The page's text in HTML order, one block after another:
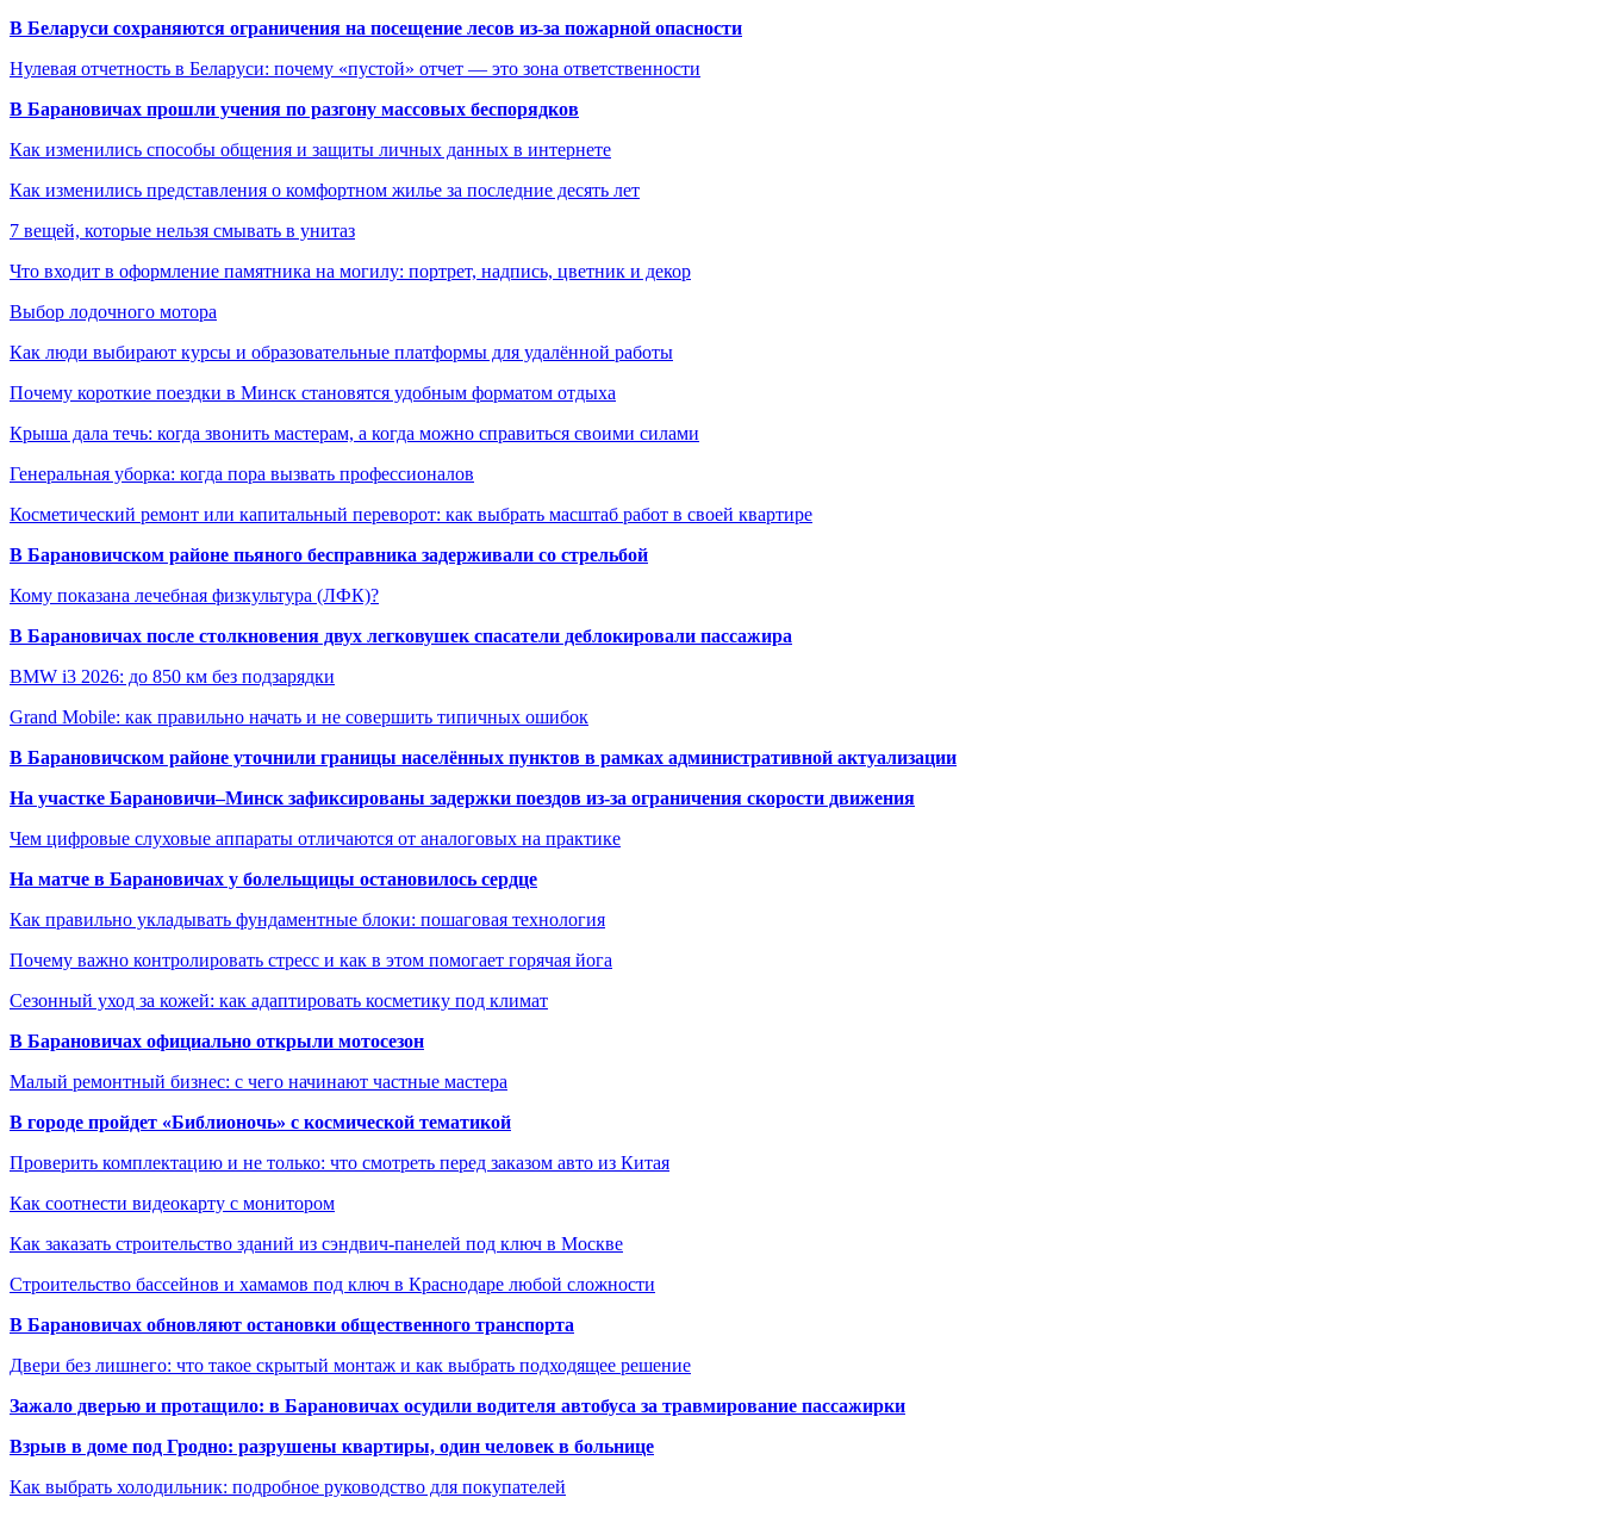
В Беларуси сохраняются ограничения на посещение лесов из-за пожарной опасности
Нулевая отчетность в Беларуси: почему «пустой» отчет — это зона ответственности
В Барановичах прошли учения по разгону массовых беспорядков
Как изменились способы общения и защиты личных данных в интернете
Как изменились представления о комфортном жилье за последние десять лет
7 вещей, которые нельзя смывать в унитаз
Что входит в оформление памятника на могилу: портрет, надпись, цветник и декор
Выбор лодочного мотора
Как люди выбирают курсы и образовательные платформы для удалённой работы
Почему короткие поездки в Минск становятся удобным форматом отдыха
Крыша дала течь: когда звонить мастерам, а когда можно справиться своими силами
Генеральная уборка: когда пора вызвать профессионалов
Косметический ремонт или капитальный переворот: как выбрать масштаб работ в своей квартире
В Барановичском районе пьяного бесправника задерживали со стрельбой
Кому показана лечебная физкультура (ЛФК)?
В Барановичах после столкновения двух легковушек спасатели деблокировали пассажира
BMW i3 2026: до 850 км без подзарядки
Grand Mobile: как правильно начать и не совершить типичных ошибок
В Барановичском районе уточнили границы населённых пунктов в рамках административной актуализации
На участке Барановичи–Минск зафиксированы задержки поездов из-за ограничения скорости движения
Чем цифровые слуховые аппараты отличаются от аналоговых на практике
На матче в Барановичах у болельщицы остановилось сердце
Как правильно укладывать фундаментные блоки: пошаговая технология
Почему важно контролировать стресс и как в этом помогает горячая йога
Сезонный уход за кожей: как адаптировать косметику под климат
В Барановичах официально открыли мотосезон
Малый ремонтный бизнес: с чего начинают частные мастера
В городе пройдет «Библионочь» с космической тематикой
Проверить комплектацию и не только: что смотреть перед заказом авто из Китая
Как соотнести видеокарту с монитором
Как заказать строительство зданий из сэндвич-панелей под ключ в Москве
Строительство бассейнов и хамамов под ключ в Краснодаре любой сложности
В Барановичах обновляют остановки общественного транспорта
Двери без лишнего: что такое скрытый монтаж и как выбрать подходящее решение
Зажало дверью и протащило: в Барановичах осудили водителя автобуса за травмирование пассажирки
Взрыв в доме под Гродно: разрушены квартиры, один человек в больнице
Как выбрать холодильник: подробное руководство для покупателей